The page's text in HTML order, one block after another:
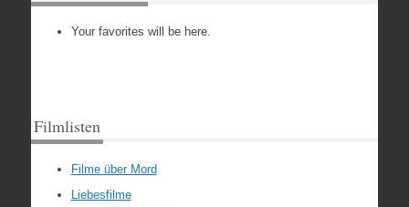
Your favorites will be here.
Filmlisten
Filme über Mord
Liebesfilme